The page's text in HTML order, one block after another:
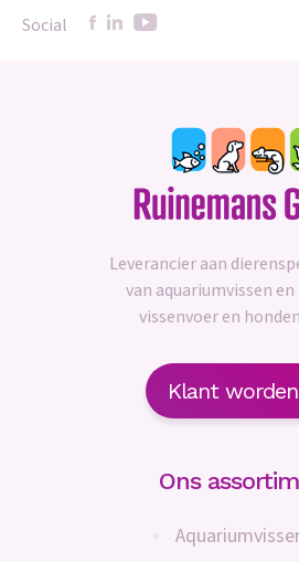
Social
Leverancier aan
van aquariumvissen
vissenvoer en
Klant worden
Ons